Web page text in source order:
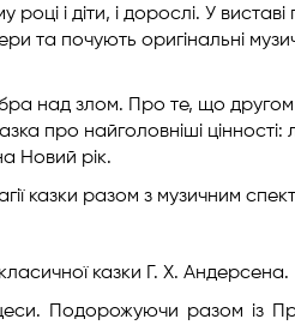
і діти, і дорослі. У виставі
та почують оригінальні
над злом. Про те, що другом
про найголовніші
Новий рік.
казки разом з музичним
казки Г. Х. Андерсена.
Подорожуючи разом із